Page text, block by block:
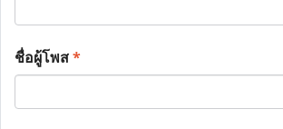
ชื่อผู้โพส*